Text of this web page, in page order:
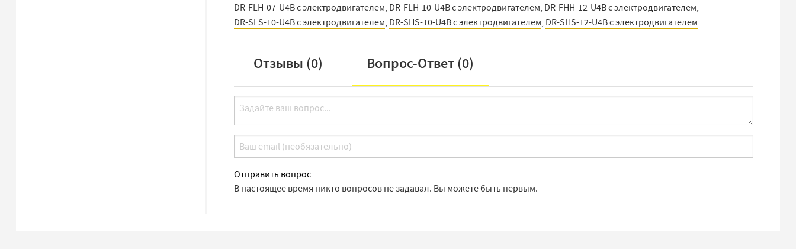
DR-FLH-07-U4B с электродвигателем, DR-FLH-10-U4B с электродвигателем, DR-FHH-12-U4B с электродвигателем,
DR-SLS-10-U4B с электродвигателем, DR-SHS-10-U4B с электродвигателем, DR-SHS-12-U4B с электродвигателем
Отзывы (0) Вопрос-Ответ (0)
Отправить вопрос
В настоящее время никто вопросов не задавал. Вы можете быть первым.